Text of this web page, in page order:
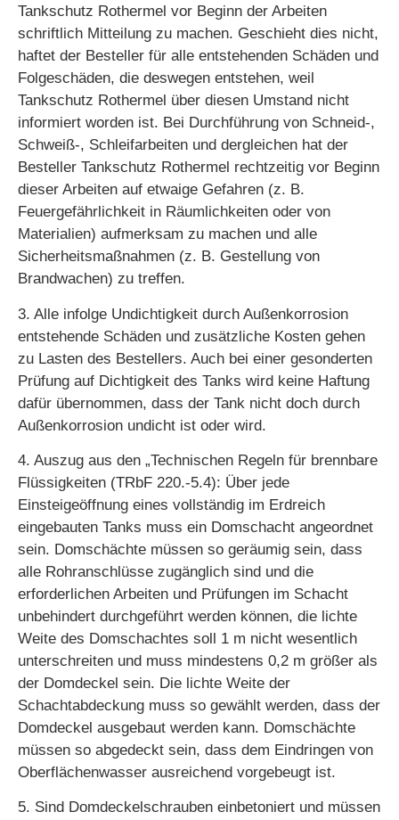
Tankschutz Rothermel vor Beginn der Arbeiten
schriftlich Mitteilung zu machen. Geschieht dies nicht,
haftet der Besteller für alle entstehenden Schäden und
Folgeschäden, die deswegen entstehen, weil
Tankschutz Rothermel über diesen Umstand nicht
informiert worden ist. Bei Durchführung von Schneid-,
Schweiß-, Schleifarbeiten und dergleichen hat der
Besteller Tankschutz Rothermel rechtzeitig vor Beginn
dieser Arbeiten auf etwaige Gefahren (z. B.
Feuergefährlichkeit in Räumlichkeiten oder von
Materialien) aufmerksam zu machen und alle
Sicherheitsmaßnahmen (z. B. Gestellung von
Brandwachen) zu treffen.
3. Alle infolge Undichtigkeit durch Außenkorrosion
entstehende Schäden und zusätzliche Kosten gehen
zu Lasten des Bestellers. Auch bei einer gesonderten
Prüfung auf Dichtigkeit des Tanks wird keine Haftung
dafür übernommen, dass der Tank nicht doch durch
Außenkorrosion undicht ist oder wird.
4. Auszug aus den „Technischen Regeln für brennbare
Flüssigkeiten (TRbF 220.-5.4): Über jede
Einsteigeöffnung eines vollständig im Erdreich
eingebauten Tanks muss ein Domschacht angeordnet
sein. Domschächte müssen so geräumig sein, dass
alle Rohranschlüsse zugänglich sind und die
erforderlichen Arbeiten und Prüfungen im Schacht
unbehindert durchgeführt werden können, die lichte
Weite des Domschachtes soll 1 m nicht wesentlich
unterschreiten und muss mindestens 0,2 m größer als
der Domdeckel sein. Die lichte Weite der
Schachtabdeckung muss so gewählt werden, dass der
Domdeckel ausgebaut werden kann. Domschächte
müssen so abgedeckt sein, dass dem Eindringen von
Oberflächenwasser ausreichend vorgebeugt ist.
5. Sind Domdeckelschrauben einbetoniert und müssen